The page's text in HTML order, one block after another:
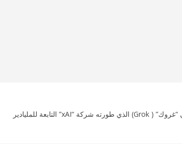
تستعد شركة مايكروسوفت لاستضافة نموذج الذكاء الاصطناعي “غروك” ( Grok) الذي طورته شركة “xAI” التابعة للمليادير